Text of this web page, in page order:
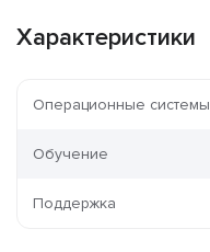
Характеристики
Операционные системы
Обучение
Поддержка